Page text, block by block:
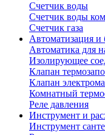
Счетчик воды
Счетчик воды
Счетчик газа
Автоматизация и
Автоматика для
Изолирующее
Клапан
Клапан
Комнатный
Реле давления
Инструмент и
Инструмент